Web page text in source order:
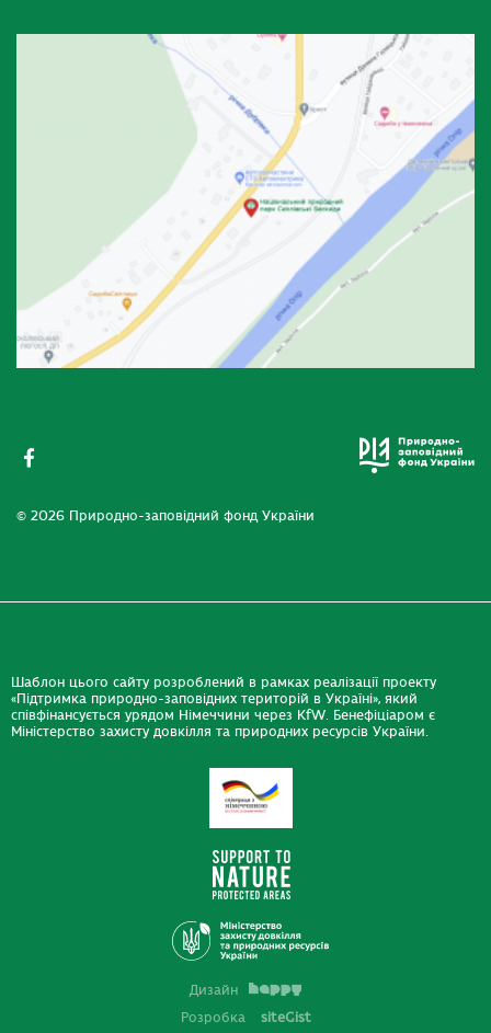
© 2026 Природно-заповідний фонд України
Шаблон цього сайту розроблений в рамках реалізації проекту
«Підтримка природно-заповідних територій в Україні», який
співфінансується урядом Німеччини через KfW. Бенефіціаром є
Міністерство захисту довкілля та природних ресурсів України.
Дизайн
Розробка
siteGist